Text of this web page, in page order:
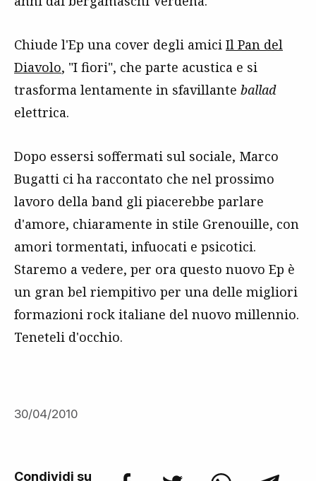
Chiude l'Ep una cover degli amici Il Pan del
Diavolo, "I fiori", che parte acustica e si
trasforma lentamente in sfavillante ballad
elettrica.
Dopo essersi soffermati sul sociale, Marco
Bugatti ci ha raccontato che nel prossimo
lavoro della band gli piacerebbe parlare
d'amore, chiaramente in stile Grenouille, con
amori tormentati, infuocati e psicotici.
Staremo a vedere, per ora questo nuovo Ep è
un gran bel riempitivo per una delle migliori
formazioni rock italiane del nuovo millennio.
Teneteli d'occhio.
30/04/2010
Condividi su